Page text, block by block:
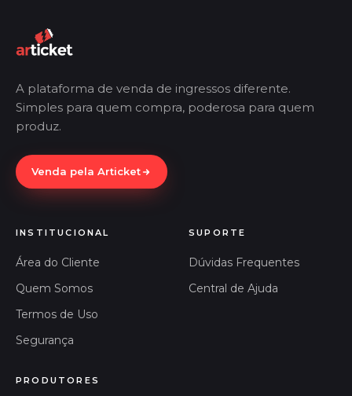
A plataforma de venda de ingressos diferente.
Simples para quem compra, poderosa para quem
produz.
Venda pela Articket
INSTITUCIONAL
Área do Cliente
Quem Somos
Termos de Uso
Segurança
SUPORTE
Dúvidas Frequentes
Central de Ajuda
PRODUTORES